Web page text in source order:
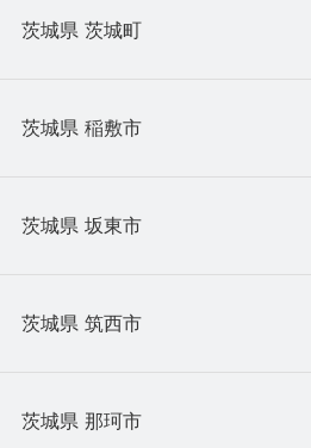
茨城県 茨城町
茨城県 稲敷市
茨城県 坂東市
茨城県 筑西市
茨城県 那珂市